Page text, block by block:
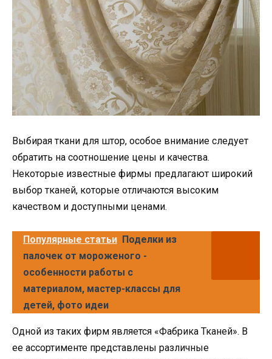
Выбирая ткани для штор, особое внимание следует
обратить на соотношение цены и качества.
Некоторые известные фирмы предлагают широкий
выбор тканей, которые отличаются высоким
качеством и доступными ценами.
Популярные статьи Поделки из
палочек от мороженого -
особенности работы с
материалом, мастер-классы для
детей, фото идеи
Одной из таких фирм является «Фабрика Тканей». В
ее ассортименте представлены различные